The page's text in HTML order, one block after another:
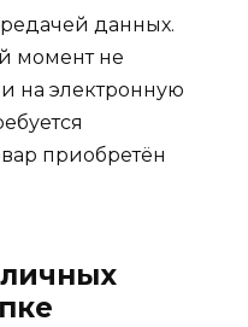
данных.
момент не
на электронную
приобретён